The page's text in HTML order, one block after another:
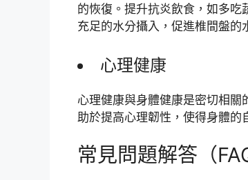
的恢復。提升抗炎飲食，如多
充足的水分攝入，促進椎間盤的
心理健康
心理健康與身體健康是密切相
助於提高心理韌性，使得身體的
常見問題解答（